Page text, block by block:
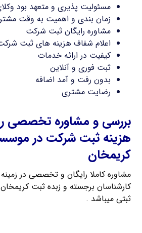
مسئولیت پذیری و متعهد بود
زمان بندی و اهمیت به وقت
مشاوره رایگان ثبت شرکت
اعلام شفاف هزینه های ثبت
کیفیت در ارائه خدمات
ثبت فوری و آنلاین
بدون رفت و آمد اضافه
رضایت مشتری
بررسی و مشاوره تخصصی
هزینه ثبت شرکت در
کریمخان
مشاوره کاملا رایگان و تخصصی در
کارشناسان برجسته و زبده ثبت
ثبتی میباشد .